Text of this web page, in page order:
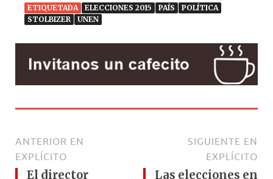
ETIQUETADA ELECCIONES 2015 PAÍS
POLÍTICA
STOLBIZER
UNEN
ANTERIOR EN
EXPLÍCITO
El director
SIGUIENTE EN
EXPLÍCITO
Las elecciones en